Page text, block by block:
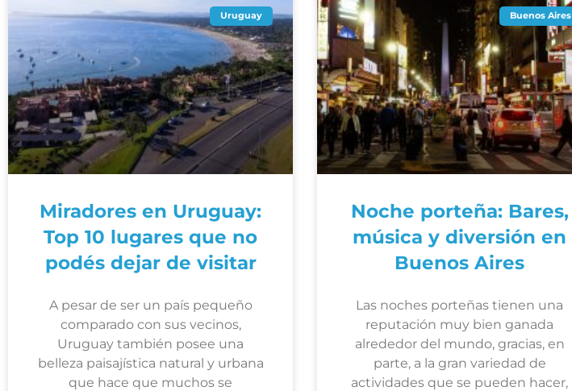
Uruguay
Miradores en Uruguay:
Top 10 lugares que no
podés dejar de visitar
A pesar de ser un país pequeño
comparado con sus vecinos,
Uruguay también posee una
belleza paisajística natural y urbana
que hace que muchos se
Buenos Aires
Noche porteña: Bares,
música y diversión en
Buenos Aires
Las noches porteñas tienen una
reputación muy bien ganada
alrededor del mundo, gracias, en
parte, a la gran variedad de
actividades que se pueden hacer,